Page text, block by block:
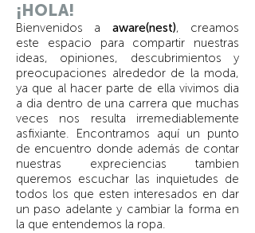
¡HOLA!
Bienvenidos a aware(nest), creamos
este espacio para compartir nuestras
ideas, opiniones, descubrimientos y
preocupaciones alrededor de la moda,
ya que al hacer parte de ella vivimos dia
a dia dentro de una carrera que muchas
veces nos resulta irremediablemente
asfixiante. Encontramos aquí un punto
de encuentro donde además de contar
nuestras expreciencias tambien
queremos escuchar las inquietudes de
todos los que esten interesados en dar
un paso adelante y cambiar la forma en
la que entendemos la ropa.